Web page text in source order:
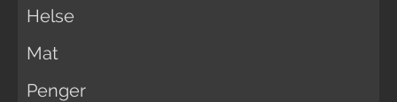
Helse
Mat
Penger